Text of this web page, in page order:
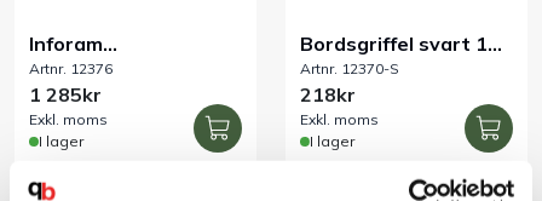
Inforam
självhäftande, A4
silver 10-pack
Artnr. 12376
1 285kr
Exkl. moms
I lager
Bordsgriffel svart 15
x 21 cm 1-pack
Artnr. 12370-S
218kr
Exkl. moms
I lager